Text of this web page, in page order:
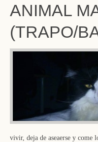
ANIMAL
(TRAPO/
vivir, deja de aseaerse y come